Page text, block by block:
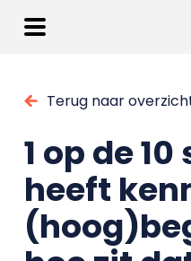
Terug naar
1 op de
heeft